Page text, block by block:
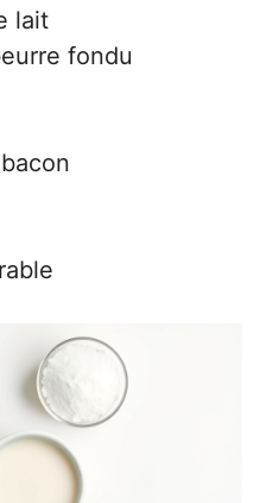
lait
fondu